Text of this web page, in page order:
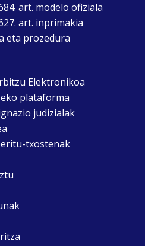
art. modelo ofiziala
art. inprimakia
eta prozedura
Elektronikoa
plataforma
judizialak
txostenak